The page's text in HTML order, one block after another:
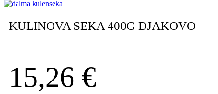
KULINOVA SEKA 400G DJAKOVO
15,26 €